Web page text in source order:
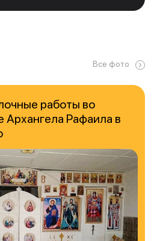
Все фото
работы во
Рафаила в